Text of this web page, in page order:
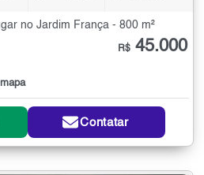
no Jardim França - 800 m²
R$ 45.000
Contatar